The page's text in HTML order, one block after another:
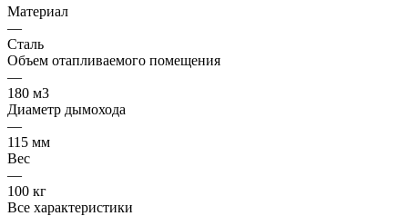
Материал
—
Сталь
Объем отапливаемого помещения
—
180 м3
Диаметр дымохода
—
115 мм
Вес
—
100 кг
Все характеристики